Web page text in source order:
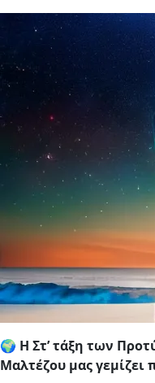
🌍 Η Στ’ τάξη των
Μαλτέζου μας γεμίζει